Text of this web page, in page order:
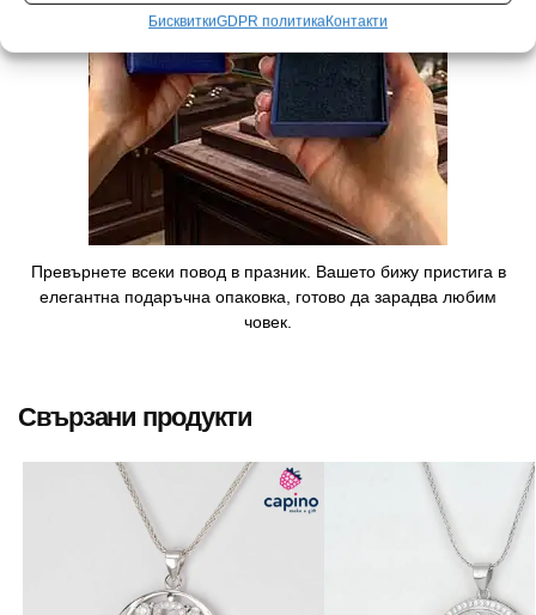
БисквиткиGDPR политикаКонтакти
Превърнете всеки повод в празник. Вашето бижу пристига в
елегантна подаръчна опаковка, готово да зарадва любим
човек.
Свързани продукти